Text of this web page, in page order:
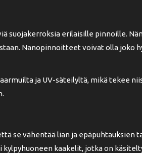
suojakerroksia erilaisille pinnoille.
Nanopinnoitteet voivat olla joko
ja UV-säteilyltä, mikä tekee
se vähentää lian ja epäpuhtauksien
kaakelit, jotka on